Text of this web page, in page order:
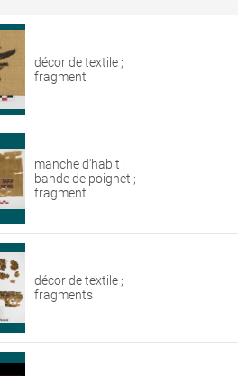
décor de textile ;
fragment
manche d'habit ;
bande de poignet ;
fragment
décor de textile ;
fragments